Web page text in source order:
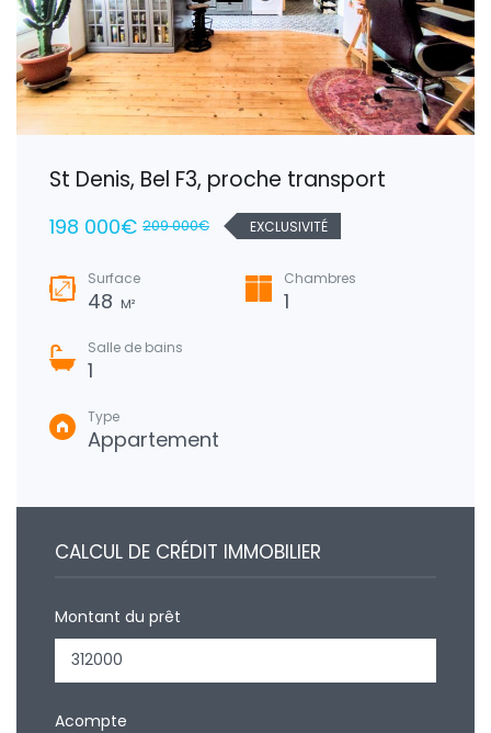
St Denis, Bel F3, proche transport
198 000€ 209 000€ EXCLUSIVITÉ
Surface
48 M²
Chambres
1
Salle de bains
1
Type
Appartement
CALCUL DE CRÉDIT IMMOBILIER
Montant du prêt
Acompte